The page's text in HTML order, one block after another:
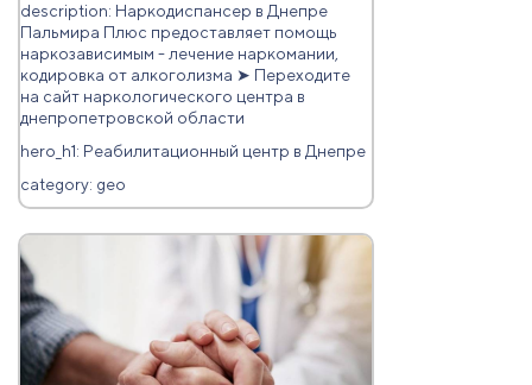
description: Наркодиспансер в Днепре
Пальмира Плюс предоставляет помощь
наркозависимым - лечение наркомании,
кодировка от алкоголизма ➤ Переходите
на сайт наркологического центра в
днепропетровской области
hero_h1: Реабилитационный центр в Днепре
category: geo